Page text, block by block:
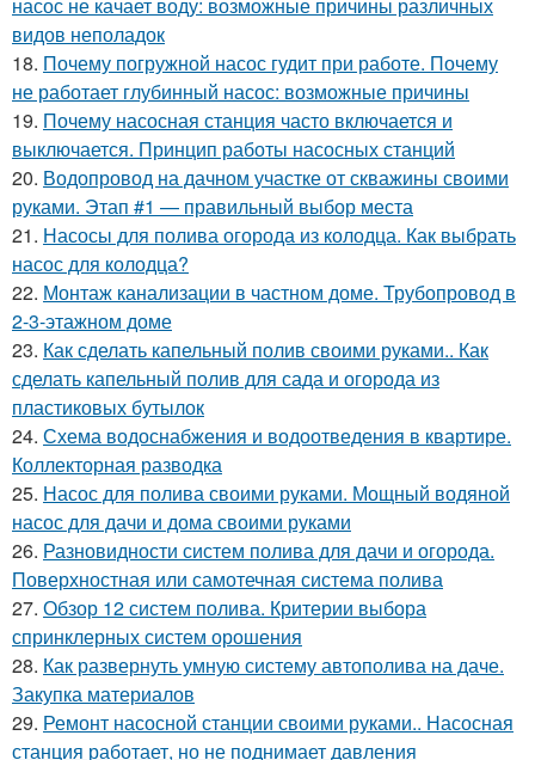
насос не качает воду: возможные причины различных
видов неполадок
18. Почему погружной насос гудит при работе. Почему
не работает глубинный насос: возможные причины
19. Почему насосная станция часто включается и
выключается. Принцип работы насосных станций
20. Водопровод на дачном участке от скважины своими
руками. Этап #1 — правильный выбор места
21. Насосы для полива огорода из колодца. Как выбрать
насос для колодца?
22. Монтаж канализации в частном доме. Трубопровод в
2-3-этажном доме
23. Как сделать капельный полив своими руками.. Как
сделать капельный полив для сада и огорода из
пластиковых бутылок
24. Схема водоснабжения и водоотведения в квартире.
Коллекторная разводка
25. Насос для полива своими руками. Мощный водяной
насос для дачи и дома своими руками
26. Разновидности систем полива для дачи и огорода.
Поверхностная или самотечная система полива
27. Обзор 12 систем полива. Критерии выбора
спринклерных систем орошения
28. Как развернуть умную систему автополива на даче.
Закупка материалов
29. Ремонт насосной станции своими руками.. Насосная
станция работает, но не поднимает давления